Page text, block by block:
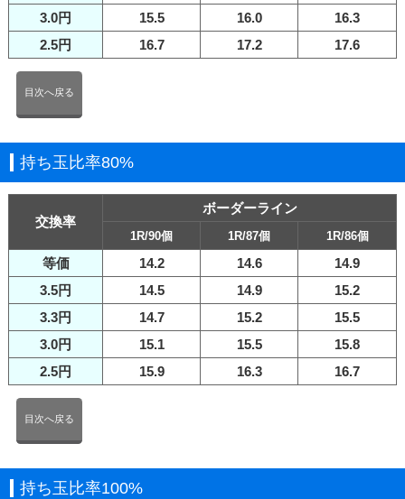
3.0円
15.5 16.0
16.3
2.5円
16.7 17.2 17.6
目次へ戻る
持ち玉比率80%
交換率
ボーダーライン
1R/90個 1R/87個 1R/86個
等価 14.2 14.6
14.9
3.5円
14.5 14.9
15.2
3.3円
14.7 15.2
15.5
3.0円
15.1 15.5
15.8
2.5円
15.9 16.3 16.7
目次へ戻る
持ち玉比率100%